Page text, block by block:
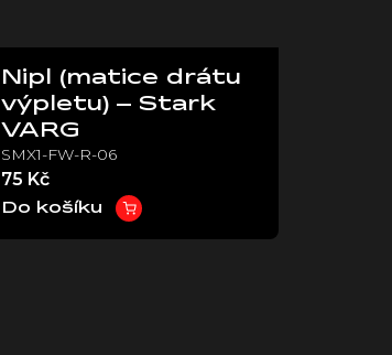
Nipl (matice drátu
výpletu) – Stark
VARG
SMX1-FW-R-06
75 Kč
Do košíku